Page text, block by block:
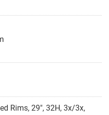
Rims, 29", 32H, 3x/3x,